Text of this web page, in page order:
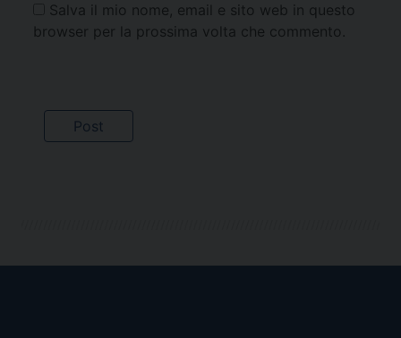
Salva il mio nome, email e sito web in questo
browser per la prossima volta che commento.